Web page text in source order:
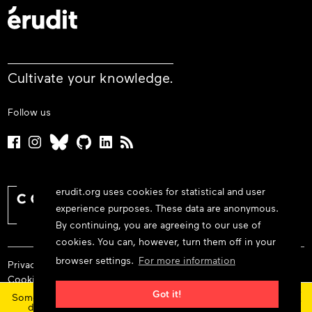
erudit.org uses cookies for statistical and user
experience purposes. These data are anonymous.
By continuing, you are agreeing to our use of
cookies. You can, however, turn them off in your
browser settings. For more information
Got it!
Some features and content are currently unavailable today
due to maintenance at our service provider.Status
×
Cultivate your knowledge.
Follow us
Privacy policy
Cookie policy
Terms and conditions